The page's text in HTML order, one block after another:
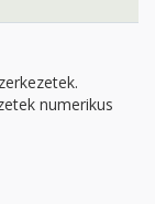
numerikus